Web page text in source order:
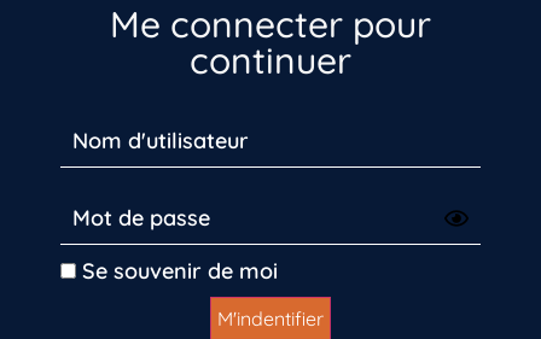
Me connecter pour
continuer
Se souvenir de moi